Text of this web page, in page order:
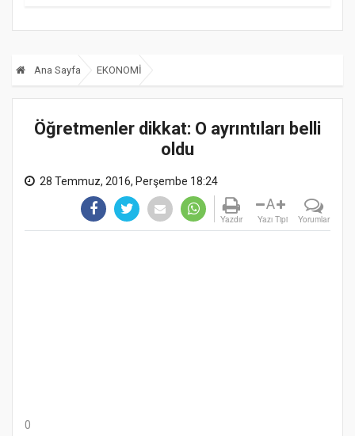
Ana Sayfa EKONOMİ
Öğretmenler dikkat: O ayrıntıları belli
oldu
28 Temmuz, 2016, Perşembe 18:24
Yazdır
A
Yazı Tipi Yorumlar
0